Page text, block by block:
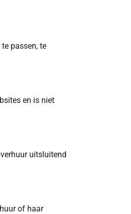
passen, te
en is niet
uitsluitend
of haar